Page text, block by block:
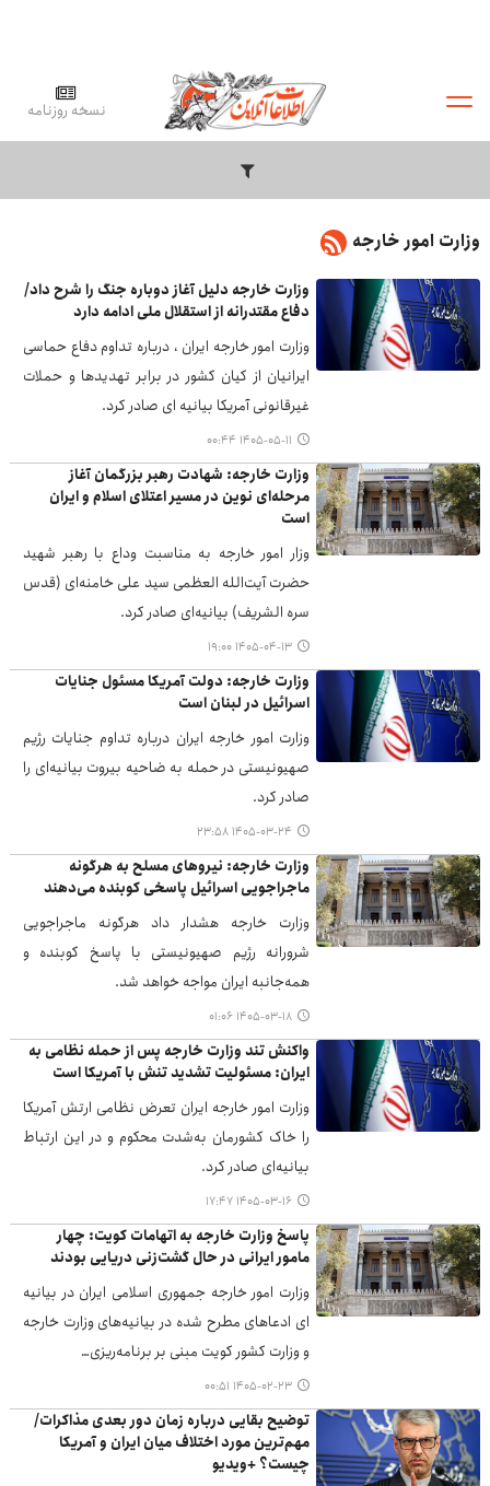
نسخه روزنامه
وزارت امور خارجه
وزارت خارجه دلیل آغاز دوباره جنگ را شرح داد/
دفاع مقتدرانه از استقلال ملی ادامه دارد
وزارت امور خارجه ایران ، درباره تداوم دفاع حماسی
ایرانیان از کیان کشور در برابر تهدیدها و حملات
غیرقانونی آمریکا بیانیه ای صادر کرد.
۱۴۰۵-۰۵-۱۱ ۰۰:۴۴
وزارت خارجه: شهادت رهبر بزرگمان آغاز
مرحله‌ای نوین در مسیر اعتلای اسلام و ایران
است
وزار امور خارجه به مناسبت وداع با رهبر شهید
حضرت آیت‌الله العظمی سید علی خامنه‌ای (قدس
سره الشریف) بیانیه‌ای صادر کرد.
۱۴۰۵-۰۴-۱۳ ۱۹:۰۰
وزارت خارجه: دولت آمریکا مسئول جنایات
اسرائیل در لبنان است
وزارت امور خارجه ایران درباره تداوم جنایات رژیم
صهیونیستی در حمله به ضاحیه بیروت بیانیه‌ای را
صادر کرد.
۱۴۰۵-۰۳-۲۴ ۲۳:۵۸
وزارت خارجه: نیروهای مسلح به هرگونه
ماجراجویی اسرائیل پاسخی کوبنده می‌دهند
وزارت خارجه هشدار داد هرگونه ماجراجویی
شرورانه رژیم صهیونیستی با پاسخ کوبنده و
همه‌جانبه ایران مواجه خواهد شد.
۱۴۰۵-۰۳-۱۸ ۰۱:۰۶
واکنش تند وزارت خارجه پس از حمله نظامی به
ایران: مسئولیت تشدید تنش با آمریکا است
وزارت امور خارجه ایران تعرض نظامی ارتش آمریکا
را خاک کشورمان به‌شدت محکوم و در این ارتباط
بیانیه‌ای صادر کرد.
۱۴۰۵-۰۳-۱۶ ۱۷:۴۷
پاسخ وزارت خارجه به اتهامات کویت: چهار
مامور ایرانی در حال گشت‌زنی دریایی بودند
وزارت امور خارجه جمهوری اسلامی ایران در بیانیه
ای ادعاهای مطرح شده در بیانیه‌های وزارت خارجه
و وزارت کشور کویت مبنی بر برنامه‌ریزی…
۱۴۰۵-۰۲-۲۳ ۰۰:۵۱
توضیح بقایی درباره زمان دور بعدی مذاکرات/
مهم‌ترین مورد اختلاف میان ایران و آمریکا
چیست؟ +ویدیو